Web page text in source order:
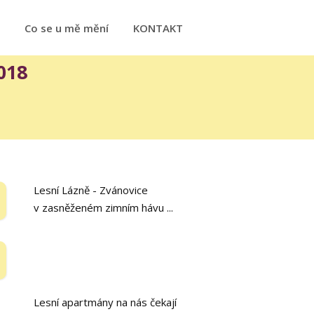
Co se u mě mění KONTAKT
Lesní Lázně - Zvánovice
v zasněženém zimním hávu ...
Lesní apartmány na nás čekají